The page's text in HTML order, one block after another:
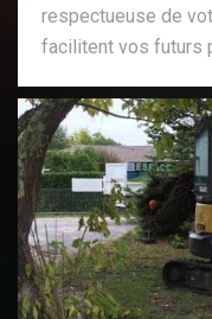
respectueuse de
facilitent vos futurs